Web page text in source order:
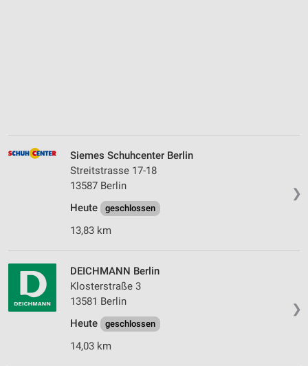
❯
Siemes Schuhcenter Berlin
Streitstrasse 17-18
13587 Berlin
Heute
geschlossen
13,83 km
❯
DEICHMANN Berlin
Klosterstraße 3
13581 Berlin
Heute
geschlossen
14,03 km